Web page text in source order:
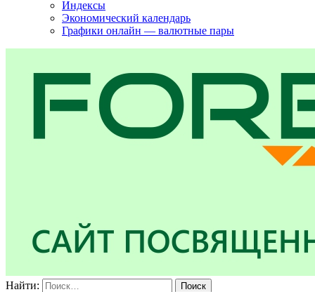
Индексы
Экономический календарь
Графики онлайн — валютные пары
Найти: